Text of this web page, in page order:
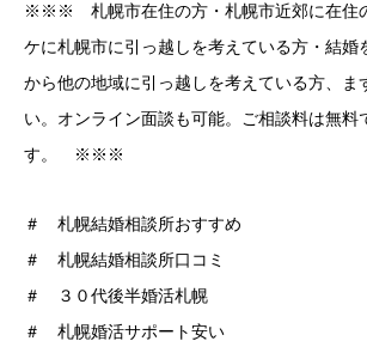
※※※ 札幌市在住の方・札幌市近郊に在住
ケに札幌市に引っ越しを考えている方・結婚
から他の地域に引っ越しを考えている方、ま
い。オンライン面談も可能。ご相談料は無料
す。 ※※※
＃ 札幌結婚相談所おすすめ
＃ 札幌結婚相談所口コミ
＃ ３０代後半婚活札幌
＃ 札幌婚活サポート安い